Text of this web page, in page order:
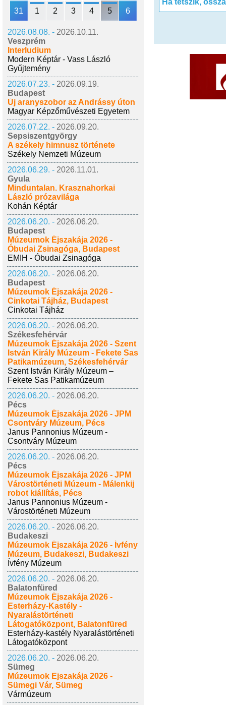
31 1 2 3 4 5 6
2026.08.08. - 2026.10.11.
Veszprém
Interludium
Modern Képtár - Vass László
Gyűjtemény
2026.07.23. - 2026.09.19.
Budapest
Új aranyszobor az Andrássy úton
Magyar Képzőművészeti Egyetem
2026.07.22. - 2026.09.20.
Sepsiszentgyörgy
A székely himnusz története
Székely Nemzeti Múzeum
2026.06.29. - 2026.11.01.
Gyula
Minduntalan. Krasznahorkai
László prózavilága
Kohán Képtár
2026.06.20. - 2026.06.20.
Budapest
Múzeumok Éjszakája 2026 -
Óbudai Zsinagóga, Budapest
EMIH - Óbudai Zsinagóga
2026.06.20. - 2026.06.20.
Budapest
Múzeumok Éjszakája 2026 -
Cinkotai Tájház, Budapest
Cinkotai Tájház
2026.06.20. - 2026.06.20.
Székesfehérvár
Múzeumok Éjszakája 2026 - Szent
István Király Múzeum - Fekete Sas
Patikamúzeum, Székesfehérvár
Szent István Király Múzeum –
Fekete Sas Patikamúzeum
2026.06.20. - 2026.06.20.
Pécs
Múzeumok Éjszakája 2026 - JPM
Csontváry Múzeum, Pécs
Janus Pannonius Múzeum -
Csontváry Múzeum
2026.06.20. - 2026.06.20.
Pécs
Múzeumok Éjszakája 2026 - JPM
Várostörténeti Múzeum - Málenkij
robot kiállítás, Pécs
Janus Pannonius Múzeum -
Várostörténeti Múzeum
2026.06.20. - 2026.06.20.
Budakeszi
Múzeumok Éjszakája 2026 - Ívfény
Múzeum, Budakeszi, Budakeszi
Ívfény Múzeum
2026.06.20. - 2026.06.20.
Balatonfüred
Múzeumok Éjszakája 2026 -
Esterházy-Kastély -
Nyaralástörténeti
Látogatóközpont, Balatonfüred
Esterházy-kastély Nyaralástörténeti
Látogatóközpont
2026.06.20. - 2026.06.20.
Sümeg
Múzeumok Éjszakája 2026 -
Sümegi Vár, Sümeg
Vármúzeum
Ha tetszik,